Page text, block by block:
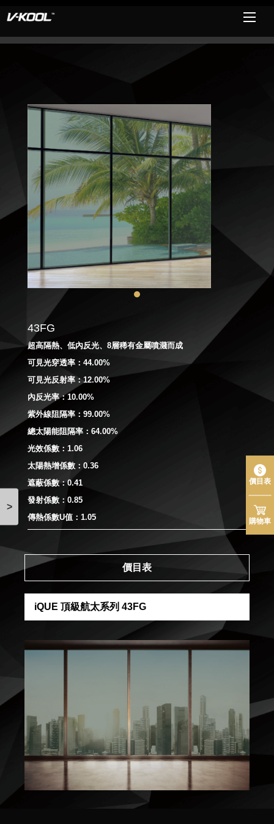
>
43FG
超高隔熱、低內反光、8層稀有金屬噴濺而成
可見光穿透率：44.00%
可見光反射率：12.00%
內反光率：10.00%
紫外線阻隔率：99.00%
總太陽能阻隔率：64.00%
光效係數：1.06
太陽熱增係數：0.36
遮蔽係數：0.41
發射係數：0.85
傳熱係數U值：1.05
價目表
iQUE 頂級航太系列 43FG
價目表
購物車